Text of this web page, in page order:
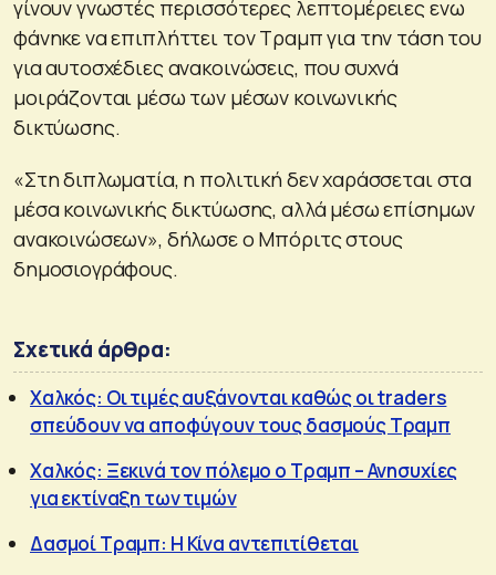
γίνουν γνωστές περισσότερες λεπτομέρειες ενω
φάνηκε να επιπλήττει τον Τραμπ για την τάση του
για αυτοσχέδιες ανακοινώσεις, που συχνά
μοιράζονται μέσω των μέσων κοινωνικής
δικτύωσης.
«Στη διπλωματία, η πολιτική δεν χαράσσεται στα
μέσα κοινωνικής δικτύωσης, αλλά μέσω επίσημων
ανακοινώσεων», δήλωσε ο Μπόριτς στους
δημοσιογράφους.
Σχετικά άρθρα:
Χαλκός: Οι τιμές αυξάνονται καθώς οι traders
σπεύδουν να αποφύγουν τους δασμούς Τραμπ
Χαλκός: Ξεκινά τον πόλεμο ο Τραμπ – Ανησυχίες
για εκτίναξη των τιμών
Δασμοί Τραμπ: Η Κίνα αντεπιτίθεται